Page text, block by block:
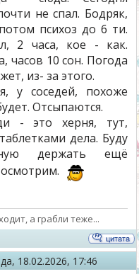
не спал. Бодряк,
психоз до 6 ти.
2 часа, кое - как.
часов 10 сон. Погода
из- за этого.
у соседей, похоже
Отсыпаются.
- это херня, тут,
дела. Буду
держать ещё
а грабли теже...
18.02.2026, 17:46